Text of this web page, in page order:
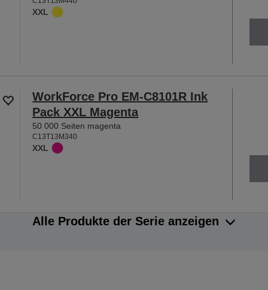
XXL
WorkForce Pro EM-C8101R Ink
Pack XXL Magenta
50 000 Seiten magenta
C13T13M340
XXL
Alle Produkte der Serie anzeigen